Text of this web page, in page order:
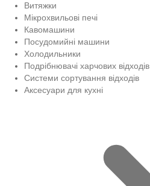
Витяжки
Мікрохвильові печі
Кавомашини
Посудомийні машини
Холодильники
Подрібнювачі харчових відходів
Системи сортування відходів
Аксесуари для кухні